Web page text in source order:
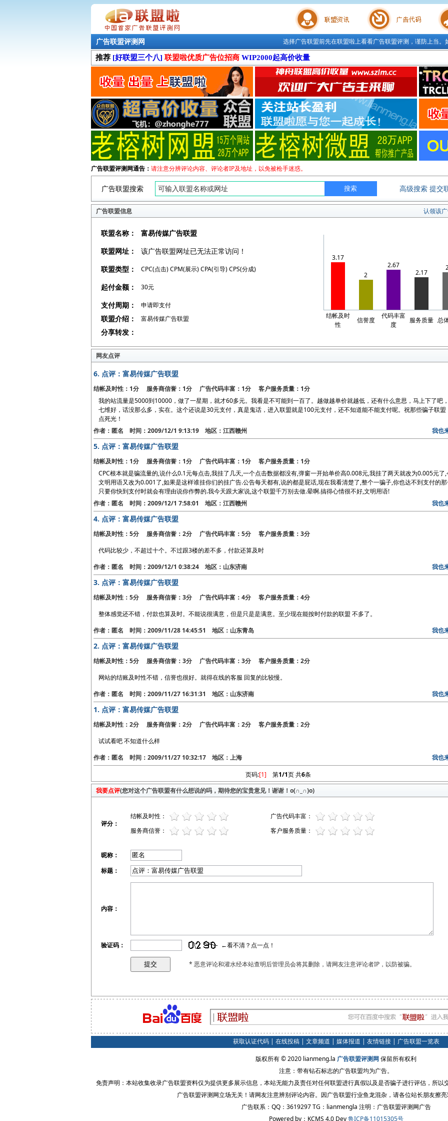
联盟学院 广告代码 站长
选择广告联盟前先在联盟啦上看看广告联盟评测，谨防上当
广告联盟评测网
推荐 [好联盟三个八] 联盟啦优质广告位招商 WIP2000起高价收量
广告联盟评测网通告： 请注意分辨评论内容、评论者IP及地址，以免被枪手迷惑。
广告联盟搜索 高级搜索 提交
广告联盟信息 认领该
联盟名称：
富易传媒广告联盟
联盟网址：
该广告联盟网址已无法正常访问！
联盟类型：
CPC(点击) CPM(展示) CPA(引导) CPS(分成)
起付金额： 30元
支付周期： 申请即支付
联盟介绍： 富易传媒广告联盟
分享转发：
3.17
2
2.67
2.17
结帐及时
性
信誉度
代码丰富
度
服务质量 总
网友点评
6. 点评：富易传媒广告联盟
结帐及时性：1分 服务商信誉：1分 广告代码丰富：1分 客户服务质量：1分
我的站流量是5000到10000，做了一星期，就才60多元。我看是不可能到一百了。越做越单价就越低，还有什么意思，马上下了吧
七维好，话没那么多，实在。这个还说是30元支付，真是鬼话，进入联盟就是100元支付，还不知道能不能支付呢。祝那些骗子联盟
点死光！
作者：匿名 时间：2009/12/1 9:13:19 地区：江西赣州
我也
5. 点评：富易传媒广告联盟
结帐及时性：1分 服务商信誉：1分 广告代码丰富：1分 客户服务质量：1分
CPC根本就是骗流量的,说什么0.1元每点击,我挂了几天,一个点击数据都没有,弹窗一开始单价高0.008元,我挂了两天就改为0.005元了,
文明用语又改为0.001了,如果是这样谁挂你们的挂广告.公告每天都有,说的都是屁话,现在我看清楚了,整个一骗子,你也达不到支付的
只要你快到支付时就会有理由说你作弊的.我今天跟大家说,这个联盟千万别去做.晕啊.搞得心情很不好,文明用语!
作者：匿名 时间：2009/12/1 7:58:01 地区：江西赣州
我也
4. 点评：富易传媒广告联盟
结帐及时性：5分 服务商信誉：2分 广告代码丰富：5分 客户服务质量：3分
代码比较少，不超过十个。不过跟3楼的差不多，付款还算及时
作者：匿名 时间：2009/12/1 0:38:24 地区：山东济南
我也
3. 点评：富易传媒广告联盟
结帐及时性：5分 服务商信誉：3分 广告代码丰富：4分 客户服务质量：4分
整体感觉还不错，付款也算及时。不能说很满意，但是只是是满意。至少现在能按时付款的联盟 不多了。
作者：匿名 时间：2009/11/28 14:45:51 地区：山东青岛
我也
2. 点评：富易传媒广告联盟
结帐及时性：5分 服务商信誉：3分 广告代码丰富：3分 客户服务质量：2分
网站的结账及时性不错，信誉也很好。就得在线的客服 回复的比较慢。
作者：匿名 时间：2009/11/27 16:31:31 地区：山东济南
我也
1. 点评：富易传媒广告联盟
结帐及时性：2分 服务商信誉：2分 广告代码丰富：2分 客户服务质量：2分
试试看吧 不知道什么样
作者：匿名 时间：2009/11/27 10:32:17 地区：上海
我也
页码:[1] 第1/1页 共6条
我要点评(您对这个广告联盟有什么想说的吗，期待您的宝贵意见！谢谢！o(∩_∩)o)
评分：
结帐及时性：
广告代码丰富：
服务商信誉：
客户服务质量：
昵称：
标题：
内容：
验证码： ←看不清？点一点！
* 恶意评论和灌水经本站查明后管理员会将其删除，请网友注意评论者IP，以防被骗。
获取认证代码| 在线投稿| 文章频道 | 媒体报道 | 友情链接| 广告联盟一览表
版权所有 © 2020 lianmeng.la 广告联盟评测网保留所有权利
注意：带有钻石标志的广告联盟均为广告。
免责声明：本站收集收录广告联盟资料仅为提供更多展示信息，本站无能力及责任对任何联盟进行真假以及是否骗子进行评估，所
广告联盟评测网立场无关！请网友注意辨别评论内容。因广告联盟行业鱼龙混杂，请各位站长朋友擦亮
广告联系：QQ：3619297 TG：lianmengla 注明：广告联盟评测网广告
Powered by：KCMS 4.0 Dev鲁ICP备11015305号